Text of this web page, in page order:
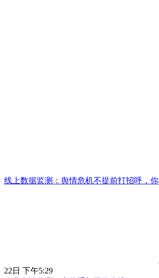
线上数据监测：舆情危机不提前打招呼，
22日 下午5:29